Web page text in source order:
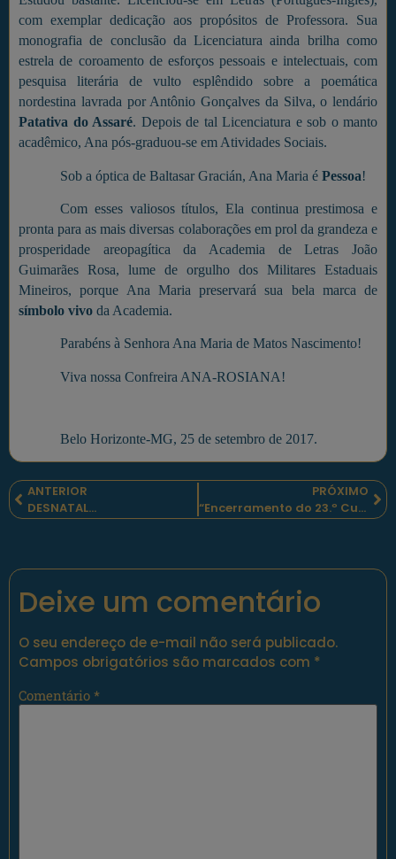
com exemplar dedicação aos propósitos de Professora. Sua
monografia de conclusão da Licenciatura ainda brilha como
estrela de coroamento de esforços pessoais e intelectuais, com
pesquisa literária de vulto esplêndido sobre a poemática
nordestina lavrada por Antônio Gonçalves da Silva, o lendário
Patativa do Assaré. Depois de tal Licenciatura e sob o manto
acadêmico, Ana pós-graduou-se em Atividades Sociais.
Sob a óptica de Baltasar Gracián, Ana Maria éPessoa!
Com esses valiosos títulos, Ela continua prestimosa e
pronta para as mais diversas colaborações em prol da grandeza e
prosperidade areopagítica da Academia de Letras João
Guimarães Rosa, lume de orgulho dos Militares Estaduais
Mineiros, porque Ana Maria preservará sua bela marca de
símbolo vivo da Academia.
Parabéns à Senhora Ana Maria de Matos Nascimento!
Viva nossa Confreira ANA-ROSIANA!
Belo Horizonte-MG, 25 de setembro de 2017.
ANTERIOR
DESNATAL…
PRÓXIMO
“Encerramento do 23.º Curso de Promoção a Sargento-Ajudante”
Deixe um comentário
O seu endereço de e-mail não será publicado.
Campos obrigatórios são marcados com *
Comentário *